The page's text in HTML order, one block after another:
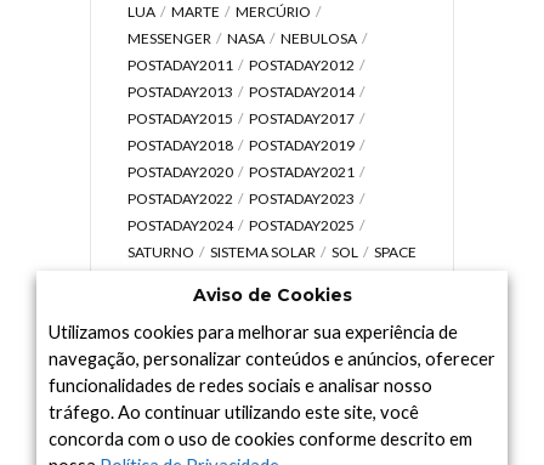
LUA
MARTE
MERCÚRIO
MESSENGER
NASA
NEBULOSA
POSTADAY2011
POSTADAY2012
POSTADAY2013
POSTADAY2014
POSTADAY2015
POSTADAY2017
POSTADAY2018
POSTADAY2019
POSTADAY2020
POSTADAY2021
POSTADAY2022
POSTADAY2023
POSTADAY2024
POSTADAY2025
SATURNO
SISTEMA SOLAR SOL
SPACE
UNIVERSO
VÍDEO
Arquivo
Arquivo
Aviso de Cookies
Utilizamos cookies para melhorar sua experiência de
navegação, personalizar conteúdos e anúncios, oferecer
funcionalidades de redes sociais e analisar nosso
tráfego. Ao continuar utilizando este site, você
concorda com o uso de cookies conforme descrito em